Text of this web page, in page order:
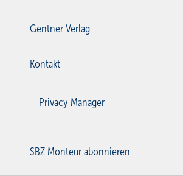
Gentner Verlag
Kontakt
Privacy Manager
SBZ Monteur abonnieren